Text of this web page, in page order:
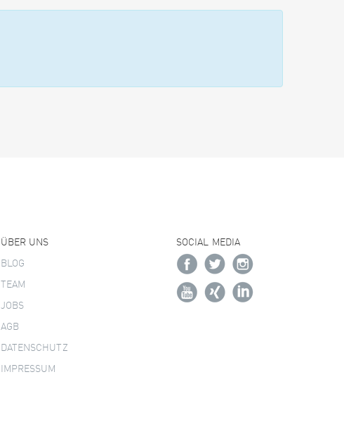
ÜBER UNS
BLOG
TEAM
JOBS
AGB
DATENSCHUTZ
IMPRESSUM
SOCIAL MEDIA